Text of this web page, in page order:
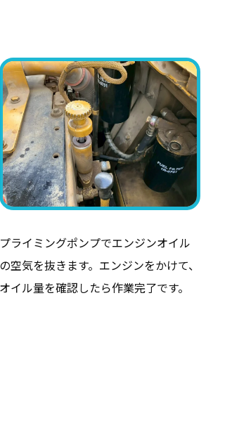
プライミングポンプでエンジンオイル
の空気を抜きます。エンジンをかけて、
オイル量を確認したら作業完了です。